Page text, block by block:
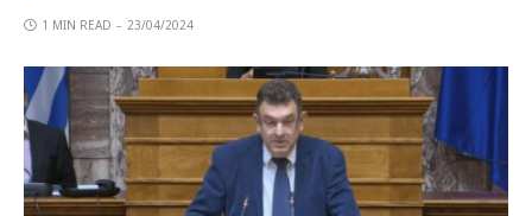
1 MIN READ 23/04/2024